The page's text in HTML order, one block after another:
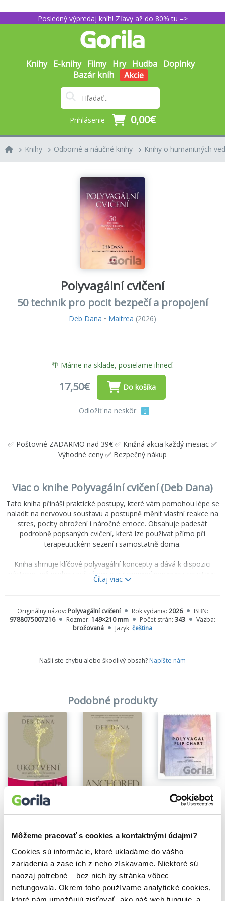
Môžeme pracovať s cookies a kontaktnými údajmi?
Cookies sú informácie, ktoré ukladáme do vášho
zariadenia a zase ich z neho získavame. Niektoré sú
naozaj potrebné – bez nich by stránka vôbec
nefungovala. Okrem toho používame analytické cookies,
Posledný výpredaj kníh! Zľavy až do 80% tu =>
Knihy E-knihy Filmy Hry Hudba Doplnky
Bazár kníh
Akcie
Prihlásenie 0,00€
Knihy Odborné a náučné knihy Knihy o humanitných
Polyvagální cvičení
50 technik pro pocit bezpečí a propojení
Deb Dana • Maitrea (2026)
🌴 Máme na sklade, posielame ihneď.
17,50€ Do košíka
Odložiť na neskôr
✅ Poštovné ZADARMO nad 39€ ✅ Knižná akcia každý mesiac ✅
Výhodné ceny ✅ Bezpečný nákup
Viac o knihe Polyvagální cvičení (Deb Dana)
Tato kniha přináší praktické postupy, které vám pomohou lépe se
naladit na nervovou soustavu a postupně měnit vlastní reakce na
stres, pocity ohrožení i náročné emoce. Obsahuje padesát
podrobně popsaných cvičení, která lze používat přímo při
terapeutickém sezení i samostatně doma.
Kniha shrnuje klíčové polyvagální koncepty a dává k dispozici
nástroje, jež probouzejí zájem o autonomní nervovou soustavu.
Zároveň nás učí, jak jí jemně naslouchat. Pomůže nám
propojení.
Pro terapeuty představuje kniha cenný zdroj cvičení pro práci s
větší životní odolnosti.
vlastní fyziologií, a tím vytvářet nezbytné podmínky pro bezpečí a
propojení.“
– Bessel A. van der Kolk, M.D.,
autor knihy Tělo sčítá rány: jak trauma dopadá na naši mysl i
zdraví a jak se z něj léčit
Čítaj viac
Originálny názov: Polyvagální cvičení Rok vydania: 2026
ISBN:
9788075007216
Rozmer: 149×210 mm Počet strán: 343
Väzba:
brožovaná
Jazyk: čeština
Našli ste chybu alebo škodlivý obsah? Napíšte nám
Podobné produkty
Na sklade
Ukotvení
Deb Dana Anchored
16,70€
Deb Dana
33,00€
Vybrané pre teba